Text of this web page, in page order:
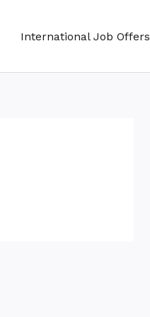
International Job Offers